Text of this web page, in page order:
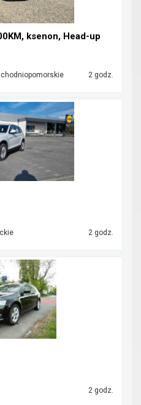
ksenon, Head-up
2 godz.
2 godz.
2 godz.